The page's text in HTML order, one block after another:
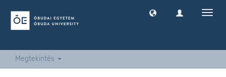
Megtekintés